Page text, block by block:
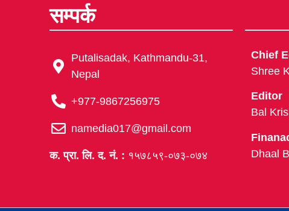
सम्पर्क
Putalisadak, Kathmandu-31,
Nepal
+977-9867256975
namedia017@gmail.com
क. प्रा. लि. द. नं. : १५७८५९-०७३-०७४
Chief
Shree
Editor
Bal
Dhaal